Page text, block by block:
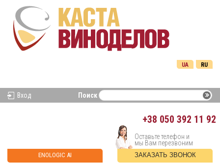
RU
UA
Вход Поиск
+38 050 392 11 92
ENOLOGIC AI
Оставьте телефон и
мы Вам перезвоним
ЗАКАЗАТЬ ЗВОНОК